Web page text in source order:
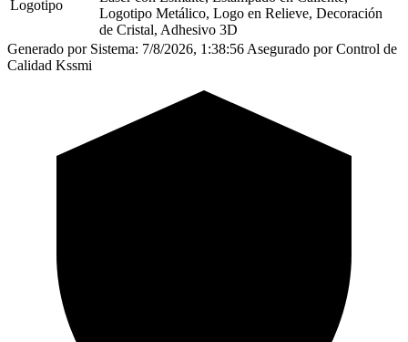
Logotipo
Logotipo Metálico, Logo en Relieve, Decoración
de Cristal, Adhesivo 3D
Generado por Sistema: 7/8/2026, 1:38:56 Asegurado por Control de
Calidad Kssmi